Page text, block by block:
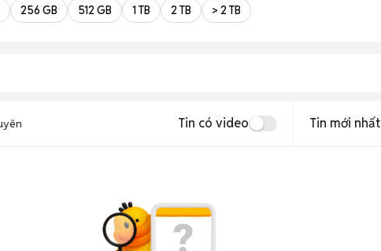
256 GB 512 GB 1 TB 2 TB > 2 TB
Tin có video Tin mới nhất